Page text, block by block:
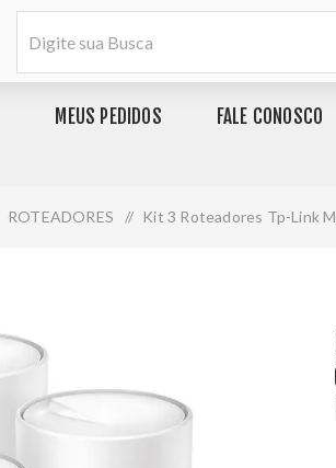
MEUS PEDIDOS FALE CONOSCO
ROTEADORES / Kit 3 Roteadores Tp-Link